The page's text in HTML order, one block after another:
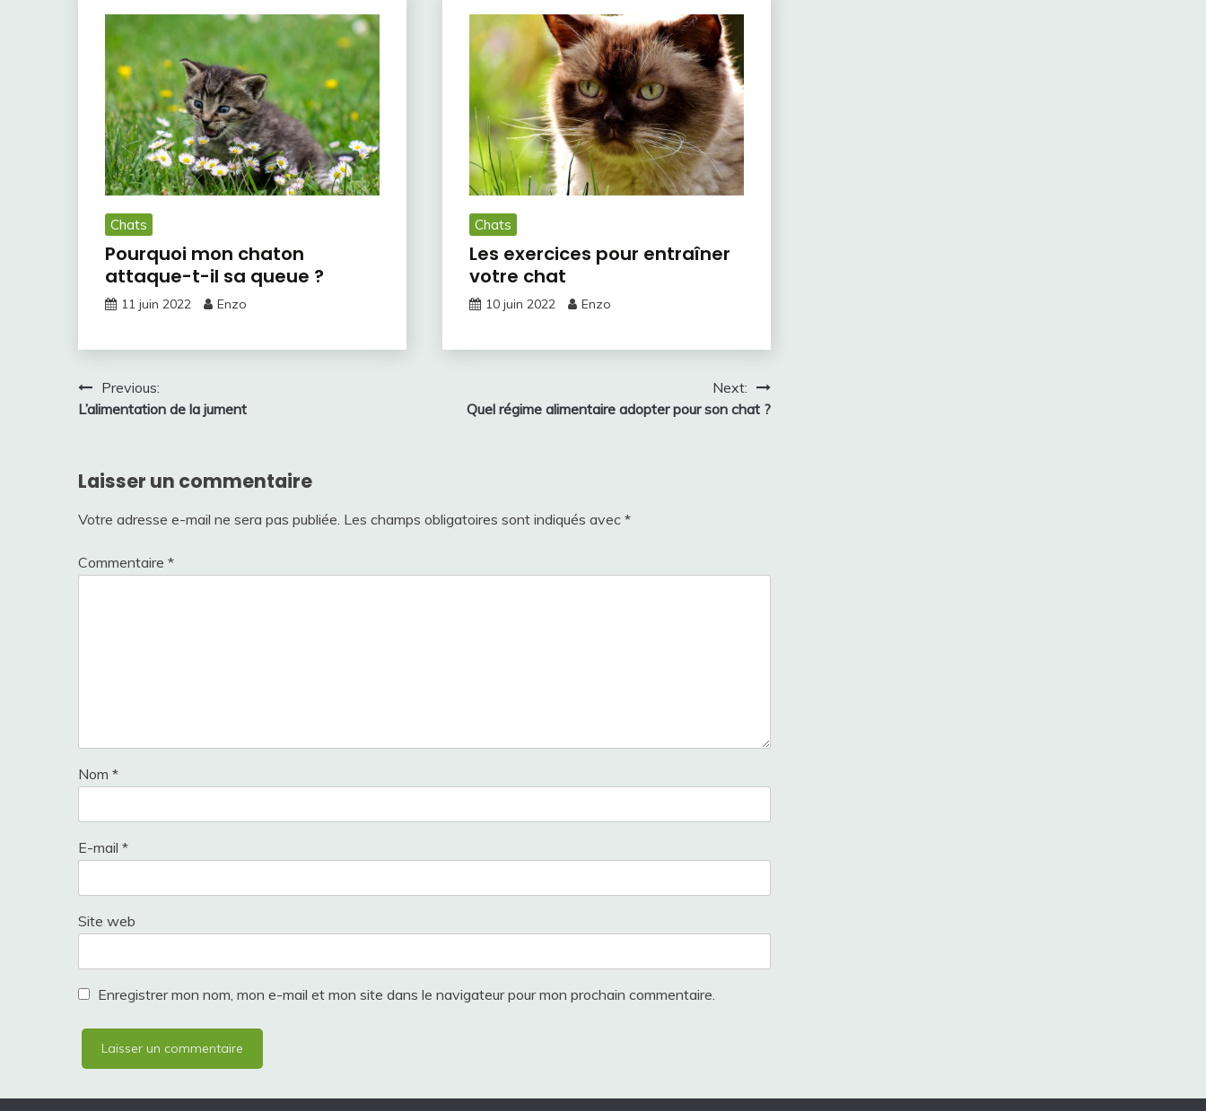
Chats
Pourquoi mon chaton
attaque-t-il sa queue ?
11 juin 2022 Enzo
Chats
Les exercices pour entraîner
votre chat
10 juin 2022 Enzo
Navigation
de
Previous:
L’alimentation de la jument
Next:
Quel régime alimentaire adopter pour son chat ?
Laisser un commentaire
Votre adresse e-mail ne sera pas publiée. Les champs obligatoires sont indiqués avec *
Commentaire *
Nom *
E-mail *
Site web
Enregistrer mon nom, mon e-mail et mon site dans le navigateur pour mon prochain commentaire.